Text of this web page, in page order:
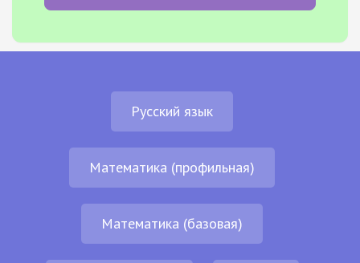
Русский язык
Математика (профильная)
Математика (базовая)